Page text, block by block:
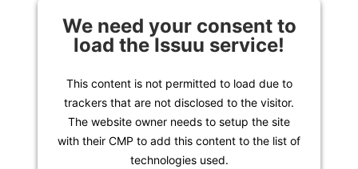
We need your consent to
load the Issuu service!
This content is not permitted to load due to
trackers that are not disclosed to the visitor.
The website owner needs to setup the site
with their CMP to add this content to the list of
technologies used.